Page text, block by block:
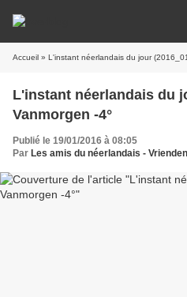
Accueil » L'instant néerlandais du jour
L'instant néerlandais du
Vanmorgen -4°
Publié le 19/01/2016 à 08:05
Par Les amis du néerlandais -